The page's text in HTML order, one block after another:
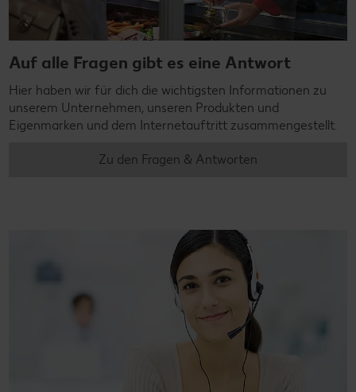
Auf alle Fragen gibt es eine Antwort
Hier haben wir für dich die wichtigsten Informationen zu
unserem Unternehmen, unseren Produkten und
Eigenmarken und dem Internetauftritt zusammengestellt.
Zu den Fragen & Antworten